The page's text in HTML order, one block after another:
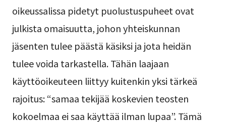
oikeussalissa pidetyt puolustuspuheet ovat
julkista omaisuutta, johon yhteiskunnan
jäsenten tulee päästä käsiksi ja jota heidän
tulee voida tarkastella. Tähän laajaan
käyttöoikeuteen liittyy kuitenkin yksi tärkeä
rajoitus: “samaa tekijää koskevien teosten
kokoelmaa ei saa käyttää ilman lupaa”. Tämä